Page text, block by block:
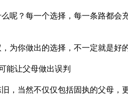
？每一个选择，每一条路都会
你做出的选择，不一定就是好的
让父母做出误判
当然不仅仅包括固执的父母，更